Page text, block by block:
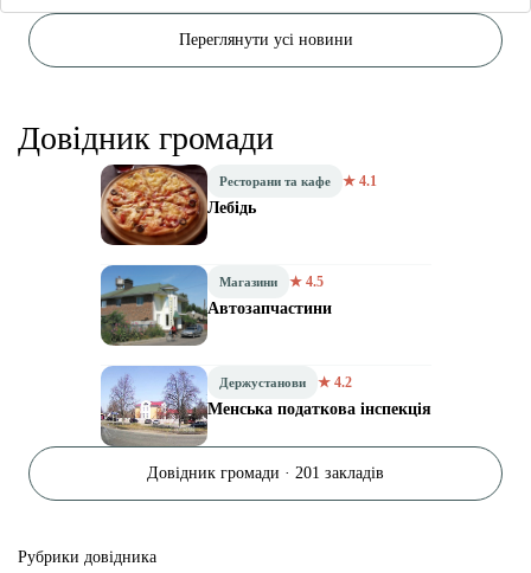
Переглянути усі новини
Довідник громади
Ресторани та кафе ★ 4.1
Лебідь
Магазини ★ 4.5
Автозапчастини
Держустанови ★ 4.2
Менська податкова інспекція
Довідник громади · 201 закладів
Рубрики довідника